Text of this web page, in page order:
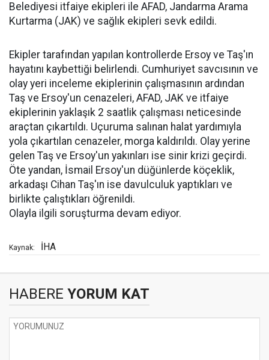
Belediyesi itfaiye ekipleri ile AFAD, Jandarma Arama
Kurtarma (JAK) ve sağlık ekipleri sevk edildi.
Ekipler tarafından yapılan kontrollerde Ersoy ve Taş'ın
hayatını kaybettiği belirlendi. Cumhuriyet savcısının ve
olay yeri inceleme ekiplerinin çalışmasının ardından
Taş ve Ersoy'un cenazeleri, AFAD, JAK ve itfaiye
ekiplerinin yaklaşık 2 saatlik çalışması neticesinde
araçtan çıkartıldı. Uçuruma salınan halat yardımıyla
yola çıkartılan cenazeler, morga kaldırıldı. Olay yerine
gelen Taş ve Ersoy'un yakınları ise sinir krizi geçirdi.
Öte yandan, İsmail Ersoy'un düğünlerde köçeklik,
arkadaşı Cihan Taş'ın ise davulculuk yaptıkları ve
birlikte çalıştıkları öğrenildi.
Olayla ilgili soruşturma devam ediyor.
Kaynak: İHA
HABERE YORUM KAT